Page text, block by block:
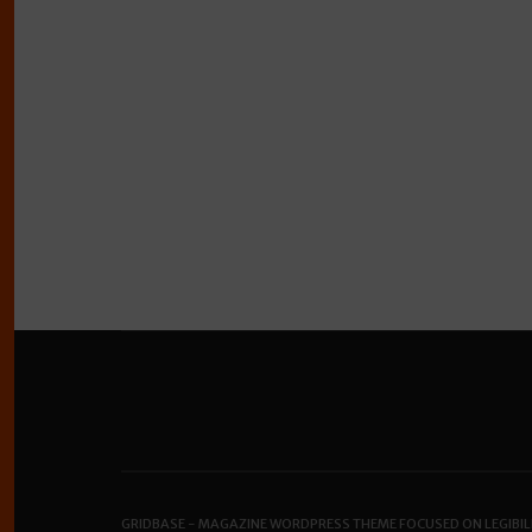
GRIDBASE - MAGAZINE WORDPRESS THEME FOCUSED ON